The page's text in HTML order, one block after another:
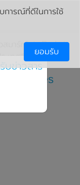
สมาร์ทโฟน Redmi
13 Series
น
การณ์ที่ดีในการใช้
ยอมรับ
ข่าวสาร